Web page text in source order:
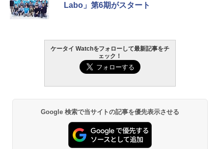
Labo」第6期がスタート
ケータイ Watchをフォローして最新記事をチ
ェック！
Google 検索で当サイトの記事を優先表示させる